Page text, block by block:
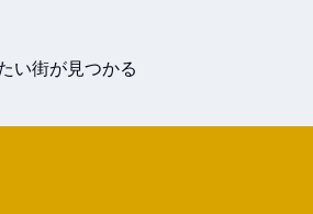
い街が見つかる